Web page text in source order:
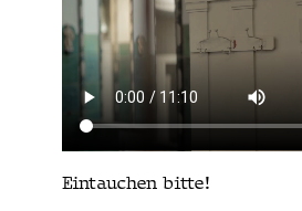
Ein­tauchen bitte!